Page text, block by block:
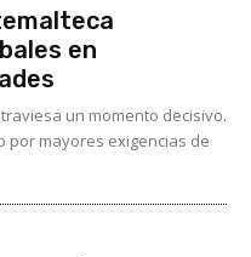
en
un momento decisivo.
por mayores exigencias de